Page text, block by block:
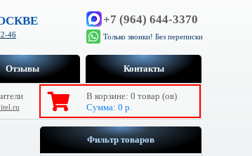
46
+7 (964) 644-3370
Только звонки! Без переписки
Отзывы Контакты
В корзине: 0 товар (ов)
Сумма: 0 р.
Фильтр товаров